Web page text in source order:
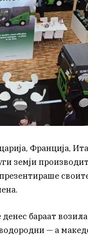
Франција,
земји
бараат
— а